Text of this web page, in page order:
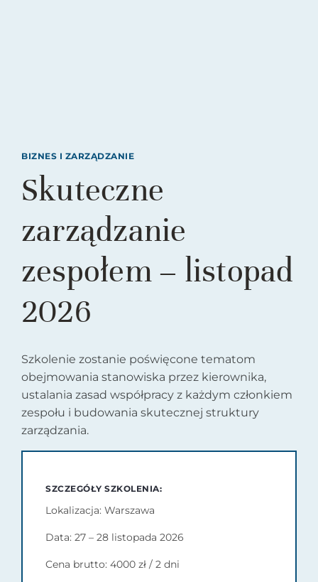
BIZNES I ZARZĄDZANIE
Skuteczne
zarządzanie
zespołem – listopad
2026
Szkolenie zostanie poświęcone tematom
obejmowania stanowiska przez kierownika,
ustalania zasad współpracy z każdym członkiem
zespołu i budowania skutecznej struktury
zarządzania.
SZCZEGÓŁY SZKOLENIA:
Lokalizacja: Warszawa
Data: 27 – 28 listopada 2026
Cena brutto: 4000 zł / 2 dni